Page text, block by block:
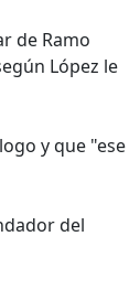
de Ramo
López le
y que "ese
del